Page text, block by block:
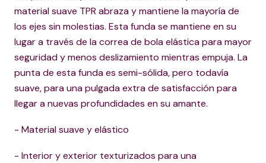
material suave TPR abraza y mantiene la mayoría de
los ejes sin molestias. Esta funda se mantiene en su
lugar a través de la correa de bola elástica para mayor
seguridad y menos deslizamiento mientras empuja. La
punta de esta funda es semi-sólida, pero todavía
suave, para una pulgada extra de satisfacción para
llegar a nuevas profundidades en su amante.
- Material suave y elástico
- Interior y exterior texturizados para una